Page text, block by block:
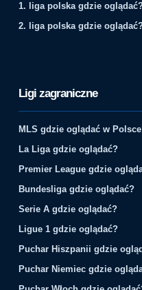
1. liga polska gdzie
2. liga polska gdzie
Ligi zagraniczne
MLS gdzie oglądać w
La Liga gdzie oglądać?
Premier League gdzie
Bundesliga gdzie oglądać?
Serie A gdzie oglądać?
Ligue 1 gdzie oglądać?
Puchar Hiszpanii gdzie
Puchar Niemiec gdzie